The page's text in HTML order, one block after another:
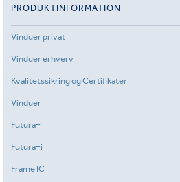
PRODUKTINFORMATION
Vinduer privat
Vinduer erhverv
Kvalitetssikring og Certifikater
Vinduer
Futura+
Futura+i
Frame IC